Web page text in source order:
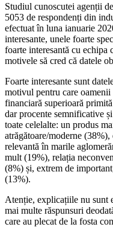
Studiul cunoscutei agenții
5053 de respondenți din
efectuat în luna ianuarie
interesante, unele foarte
foarte interesantă cu echipa
motivele să cred că datele
Foarte interesante sunt
motivul pentru care oamenii
financiară superioară
dar procente semnificative
toate celelalte: un produs
atrăgătoare/moderne
relevantă în marile
mult (19%), relația
(8%) și, extrem de
(13%).
Atenție, explicațiile nu sunt
mai multe răspunsuri
care au plecat de la fosta